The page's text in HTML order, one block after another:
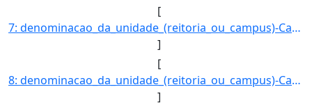
[
7: denominacao_da_unidade_(reitoria_ou_campus)-Campus_Dourados-registro_do_imovel_no_SPIUnet-9073002125]
]
[
8: denominacao_da_unidade_(reitoria_ou_campus)-Campus_Jardim-registro_do_imovel_no_SPIUnet-909900033500]
]